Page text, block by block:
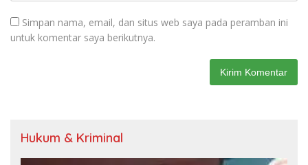
Simpan nama, email, dan situs web saya pada peramban ini
untuk komentar saya berikutnya.
Hukum & Kriminal